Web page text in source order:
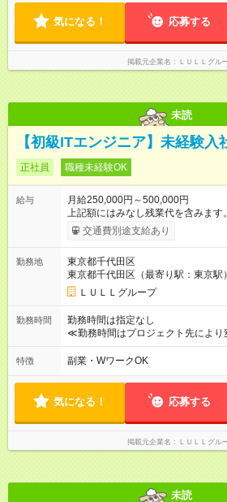
形態と給与に、本採用時と異なる部
中途採用（契約社員） 給与：月給
なし残業代を含みます。※超過分は
別途支給いたします ※研修期間中
やサウナなど、 趣味の時間を楽し
気になる！ 応募する
掲載元企業名 ＬＵＬＬグル
未読
【初級ITエンジニア】未経験入
正社員 職種未経験OK
給与
月給250,000円～500,000円
上記額にはみなし残業代を含みます
ます。 みなし残業代 21,675円／月
万円～＋業績賞与＋交通費＋各種手
万6，610円分）を含む。超過分は追
キルを考慮し初任給を決定。経験者
す！ ◎昇給年1回（研修終了後） ◎賞与年2回（2月・8月）＋業
績賞与あり ◤スキルアップも、収入アップも。◢ 入社後の成長
や頑張りは、しっかり給与で還元し
上アップした社員も。 エンジニアへの還元率は業界高水準の
87％。 スキルを磨いた分だけ、収
す！ 【試用期間】試用期間あり 試用期間の長さ：6ヶ月 ※ 雇用
形態と給与に、本採用時と異なる部
中途採用（契約社員） 給与：月給
なし残業代を含みます。※超過分は
別途支給いたします ※研修期間中
交通費別途支給あり
勤務地
東京都千代田区
東京都千代田区（最寄り駅：東京駅）
ＬＵＬＬグループ
勤務時間
勤務時間は指定なし
≪勤務時間はプロジェクト先によ
分～19時00分（休憩1時間） ・9時
間） ＼平日夜も、ちゃんと「自分時間」がつくれます／ 残業は
やサウナなど、 趣味の時間を楽し
特徴 副業・WワークOK
気になる！ 応募する
掲載元企業名 ＬＵＬＬグル
未読